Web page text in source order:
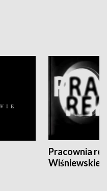
Pracownia